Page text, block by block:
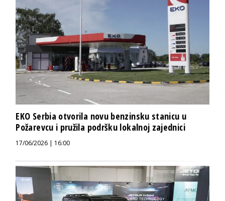
EKO Serbia otvorila novu benzinsku stanicu u
Požarevcu i pružila podršku lokalnoj zajednici
17/06/2026 | 16:00